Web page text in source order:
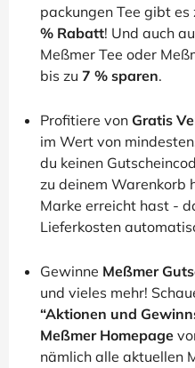
packungen Tee gibt
% Rabatt! Und auch
Meßmer Tee oder
bis zu 7 % sparen.
Profitiere von Gratis
im Wert von
du keinen
zu deinem Warenkorb
Marke erreicht hast -
Lieferkosten
Gewinne Meßmer
und vieles mehr!
“Aktionen und
Meßmer Homepage
nämlich alle aktuellen